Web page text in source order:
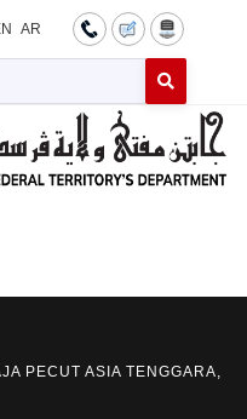
AR
Type 2 or
PECUT ASIA TENGGARA,